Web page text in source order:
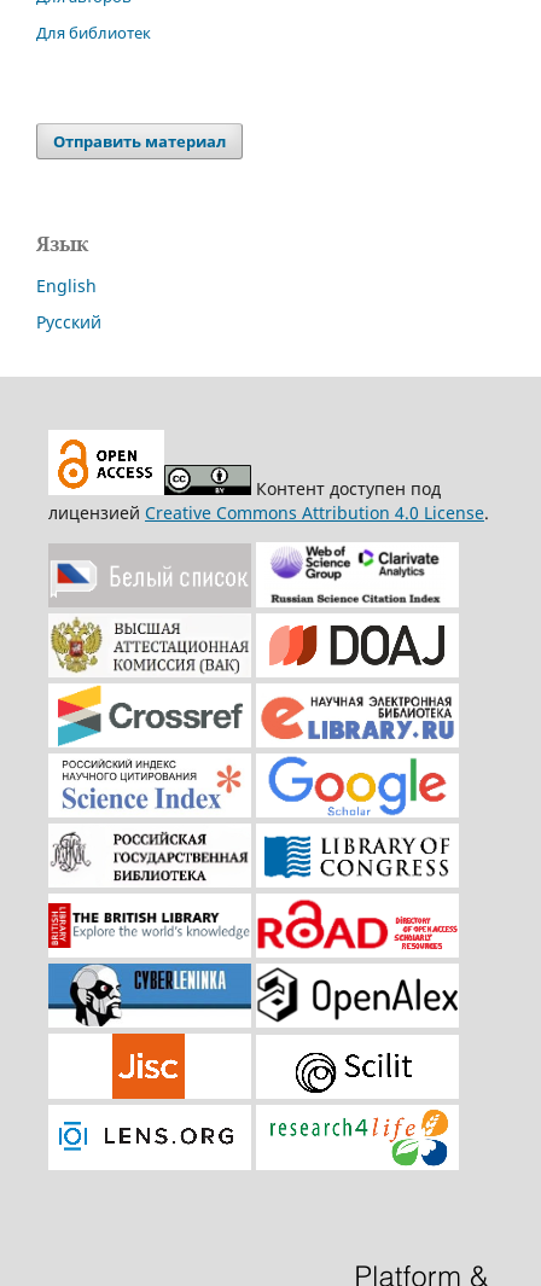
Для библиотек
Отправить материал
Язык
English
Русский
Контент доступен под
лицензией Creative Commons Attribution 4.0 License.